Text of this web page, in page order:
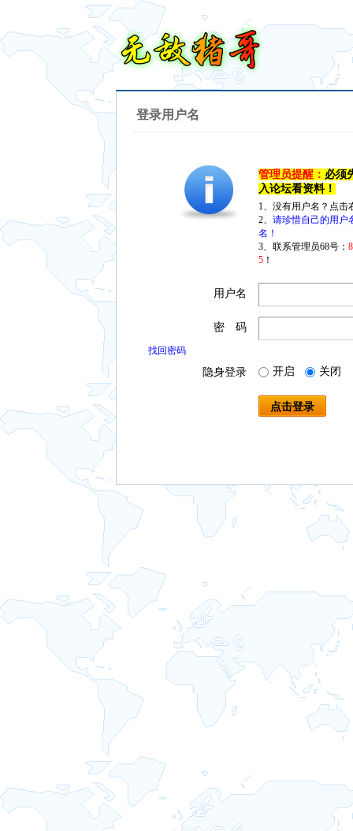
登录用户名
管理员提醒： 必须
入论坛看资料！
1、没有用户名？点
2、 请珍惜自己的用户
名！
3、联系管理员68号：
5 ！
用户名
密 码
找回密码
隐身登录 开启 关闭
点击登录